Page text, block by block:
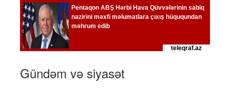
Gündəm və siyasət